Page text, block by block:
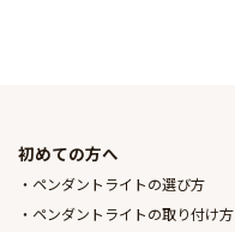
初めての方へ
ペンダントライトの選び方
ペンダントライトの取り付け方